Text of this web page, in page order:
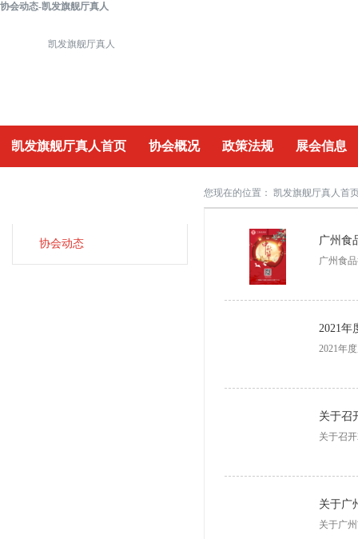
协会动态-凯发旗舰厅真人
凯发旗舰厅真人
凯发旗舰厅真人首页 协会概况 政策法规 展会信息
协会动态
您现在的位置： 凯发旗舰厅真人首
广州食
2021年
关于召
关于广
关于广